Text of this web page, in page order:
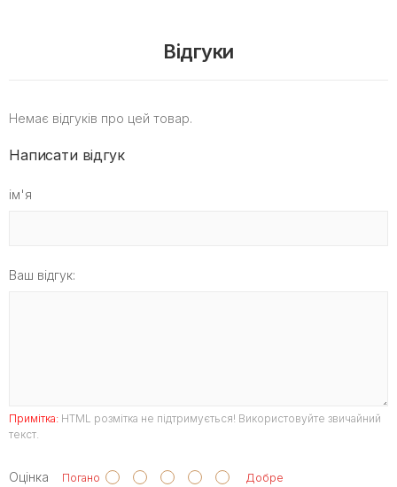
Відгуки
Немає відгуків про цей товар.
Написати відгук
ім'я
Ваш відгук:
Примітка: HTML розмітка не підтримується! Використовуйте звичайний
текст.
Оцінка Погано Добре